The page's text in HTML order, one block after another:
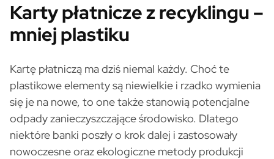
Karty płatnicze z recyklingu –
mniej plastiku
Kartę płatniczą ma dziś niemal każdy. Choć te
plastikowe elementy są niewielkie i rzadko wymienia
się je na nowe, to one także stanowią potencjalne
odpady zanieczyszczające środowisko. Dlatego
niektóre banki poszły o krok dalej i zastosowały
nowoczesne oraz ekologiczne metody produkcji